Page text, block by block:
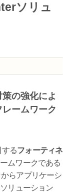
ソリュ
の強化によ
ームワーク
るフォーティネ
ムワークである
らアプリケーシ
リューション